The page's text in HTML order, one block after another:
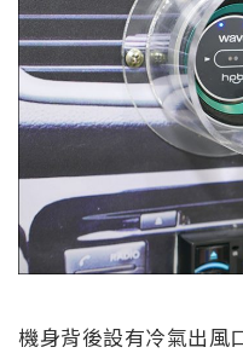
機身背後設有冷氣出風